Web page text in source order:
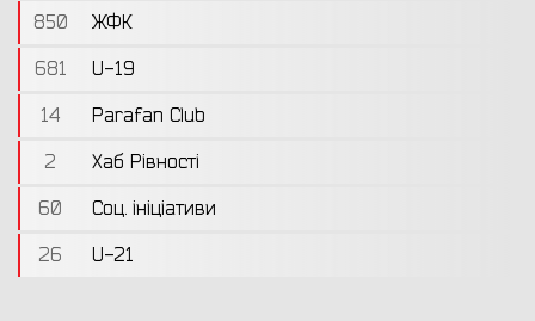
850
ЖФК
681
U-19
14
Parafan Club
2
Хаб Рівності
60
Соц. ініціативи
26
U-21